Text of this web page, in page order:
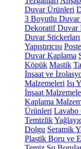
Duvar Ürünleri
3 Boyutlu Duvar
Dekoratif Duvar
Duvar Stickerları
Yapıştırıcısı
Duvar Kaplama
Köpük Mastik
İnşaat ve
Malzemeleri Isı
İnşaat
Kaplama
Ürünleri Lavabo
Temizlik
Dolgu Seramik
Plastik Boru ve